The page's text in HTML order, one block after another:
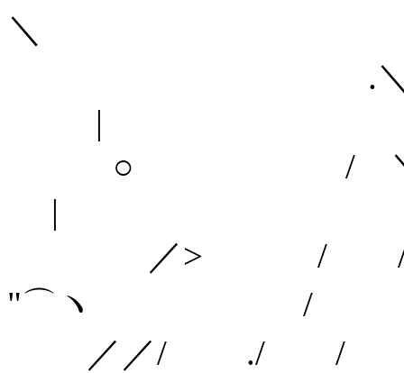
＼
.＼
|
○ /
|
／> / /
"⌒ヽ /
／／/ ./